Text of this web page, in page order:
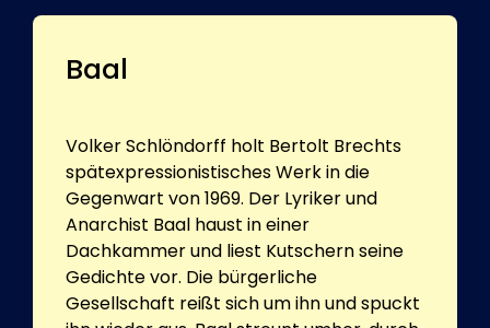
Baal
Volker Schlöndorff holt Bertolt Brechts
spätexpressionistisches Werk in die
Gegenwart von 1969. Der Lyriker und
Anarchist Baal haust in einer
Dachkammer und liest Kutschern seine
Gedichte vor. Die bürgerliche
Gesellschaft reißt sich um ihn und spuckt